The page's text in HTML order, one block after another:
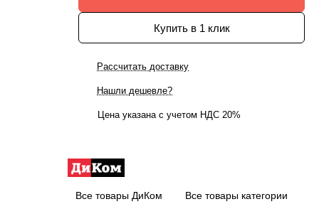
Купить в 1 клик
Рассчитать доставку
Нашли дешевле?
Цена указана с учетом НДС 20%
Все товары ДиКом Все товары категории